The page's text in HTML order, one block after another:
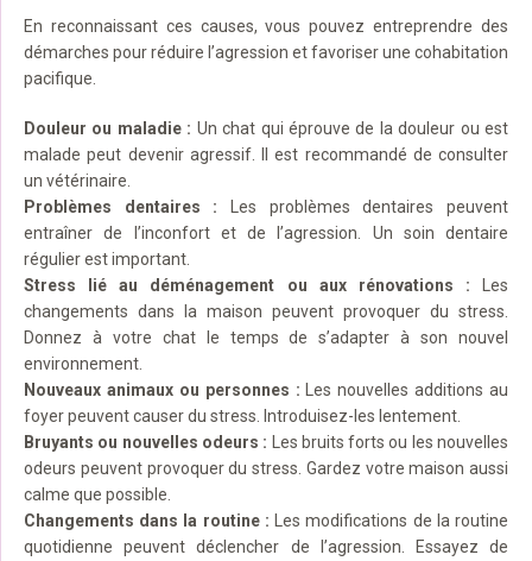
En reconnaissant ces causes, vous pouvez entreprendre des
démarches pour réduire l’agression et favoriser une cohabitation
pacifique.
Douleur ou maladie : Un chat qui éprouve de la douleur ou est
malade peut devenir agressif. Il est recommandé de consulter
un vétérinaire.
Problèmes dentaires :
Les problèmes dentaires peuvent
entraîner de l’inconfort et de l’agression. Un soin dentaire
régulier est important.
Stress lié au déménagement ou aux rénovations :
Les
changements dans la maison peuvent provoquer du stress.
Donnez à votre chat le temps de s’adapter à son nouvel
environnement.
Nouveaux animaux ou personnes :
Les nouvelles additions au
foyer peuvent causer du stress. Introduisez-les lentement.
Bruyants ou nouvelles odeurs : Les bruits forts ou les nouvelles
odeurs peuvent provoquer du stress. Gardez votre maison aussi
calme que possible.
Changements dans la routine :
Les modifications de la routine
quotidienne peuvent déclencher de l’agression. Essayez de